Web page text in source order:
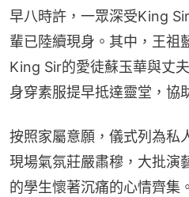
早八時許，一眾深受King
輩已陸續現身。其中，王祖
King Sir的愛徒蘇玉華與丈
身穿素服提早抵達靈堂，協
按照家屬意願，儀式列為私
現場氣氛莊嚴肅穆，大批演
的學生懷著沉痛的心情齊集